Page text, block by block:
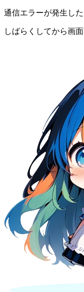
通信エラーが発生した
しばらくしてから画